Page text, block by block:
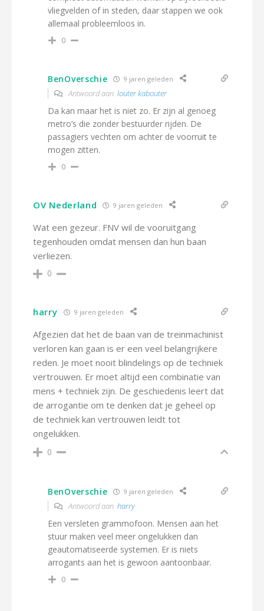
vliegvelden of in steden, daar stappen we ook
allemaal probleemloos in.
0
BenOverschie 9 jaren geleden
Antwoord aan louter kabouter
Da kan maar het is niet zo. Er zijn al genoeg
metro’s die zonder bestuurder rijden. De
passagiers vechten om achter de voorruit te
mogen zitten.
0
OV Nederland 9 jaren geleden
Wat een gezeur. FNV wil de vooruitgang
tegenhouden omdat mensen dan hun baan
verliezen.
0
harry 9 jaren geleden
Afgezien dat het de baan van de treinmachinist
verloren kan gaan is er een veel belangrijkere
reden. Je moet nooit blindelings op de techniek
vertrouwen. Er moet altijd een combinatie van
mens + techniek zijn. De geschiedenis leert dat
de arrogantie om te denken dat je geheel op
de techniek kan vertrouwen leidt tot
ongelukken.
0
BenOverschie 9 jaren geleden
Antwoord aan harry
Een versleten grammofoon. Mensen aan het
stuur maken veel meer ongelukken dan
geautomatiseerde systemen. Er is niets
arrogants aan het is gewoon aantoonbaar.
0